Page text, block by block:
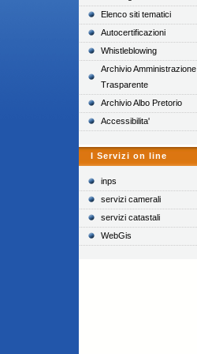
Elenco siti tematici
Autocertificazioni
Whistleblowing
Archivio Amministrazione
Trasparente
Archivio Albo Pretorio
Accessibilita'
I Servizi on line
inps
servizi camerali
servizi catastali
WebGis